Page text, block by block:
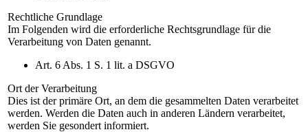
Rechtliche Grundlage
Im Folgenden wird die erforderliche Rechtsgrundlage für die
Verarbeitung von Daten genannt.
Art. 6 Abs. 1 S. 1 lit. a DSGVO
Ort der Verarbeitung
Dies ist der primäre Ort, an dem die gesammelten Daten verarbeitet
werden. Werden die Daten auch in anderen Ländern verarbeitet,
werden Sie gesondert informiert.